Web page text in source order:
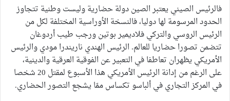
فالرئيس الصيني يعتبر الصين دولة حضارية وليست وطنية تتجاوز
الحدود المرسومة لها دوليا، فالنسخة الأوراسية المختلفة لكل من
الرئيس الروسي والتركي فلاديمير بوتين ورجب طيب أردوغان
تتضمن تصورا حضاريا للعالم. الرئيس الهندي ناريندرا مودي والرئيس
الأمريكي يظهران تعاطفا في التعبير عن الفوقية العرقية والدينية،
على الرغم من إدانة الرئيس الأمريكي هذا الأسبوع لمقتل 20 شخصا
في المركز التجاري في ألباسو تكساس ممّا يشجع التصور الحضاري.